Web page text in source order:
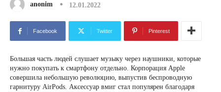
anonim 12.01.2022
Facebook Twitter Pinterest
Большая часть людей слушает музыку через наушники, которые
нужно покупать к смартфону отдельно. Корпорация Apple
совершила небольшую революцию, выпустив беспроводную
гарнитуру AirPods. Аксессуар вмиг стал популярен благодаря